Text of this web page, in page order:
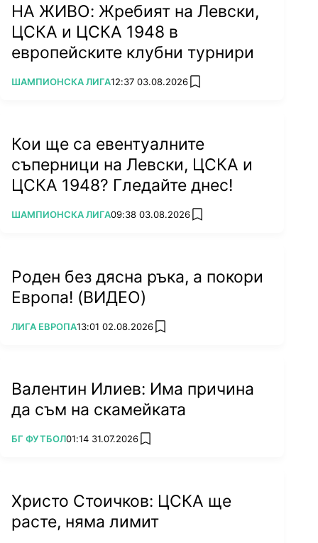
НА ЖИВО: Жребият на Левски,
ЦСКА и ЦСКА 1948 в
европейските клубни турнири
ПОВЕЧЕ ОТ
ШАМПИОНСКА ЛИГА12:37 03.08.2026 add favorites
Кои ще са евентуалните
съперници на Левски, ЦСКА и
ЦСКА 1948? Гледайте днес!
ПОВЕЧЕ ОТ
ШАМПИОНСКА ЛИГА09:38 03.08.2026 add favorites
Роден без дясна ръка, а покори
Европа! (ВИДЕО)
ПОВЕЧЕ ОТ
ЛИГА ЕВРОПА13:01 02.08.2026 add favorites
Валентин Илиев: Има причина
да съм на скамейката
ПОВЕЧЕ ОТ
БГ ФУТБОЛ01:14 31.07.2026 add favorites
Христо Стоичков: ЦСКА ще
расте, няма лимит